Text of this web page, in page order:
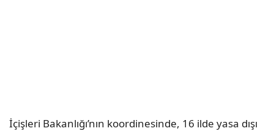
İçişleri Bakanlığı’nın koordinesinde, 16 ilde yasa dışı